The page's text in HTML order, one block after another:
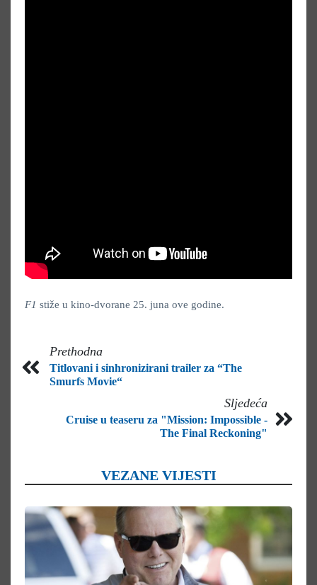
F1 stiže u kino-dvorane 25. juna ove godine.
Prethodna
Titlovani i sinhronizirani trailer za “The
Smurfs Movie“
Sljedeća
Cruise u teaseru za "Mission: Impossible -
The Final Reckoning"
VEZANE VIJESTI